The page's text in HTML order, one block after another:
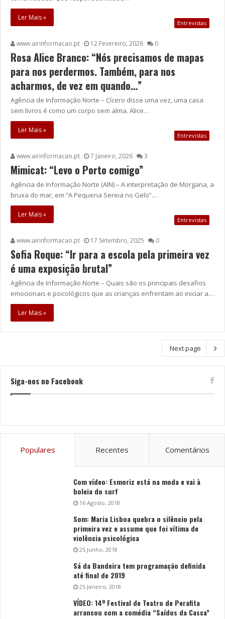
Ler Mais »
Entrevistas
www.airinformacao.pt 12 Fevereiro, 2026 0
Rosa Alice Branco: “Nós precisamos de mapas
para nos perdermos. Também, para nos
acharmos, de vez em quando…”
Agência de Informação Norte – Cícero disse uma vez, uma casa
sem livros é como um corpo sem alma. Alice…
Ler Mais »
Entrevistas
www.airinformacao.pt 7 Janeiro, 2026 3
Mimicat: “Levo o Porto comigo”
Agência de Informação Norte (AIN) – A interpretação de Morgana, a
bruxa do mar, em “A Pequena Sereia no Gelo”…
Ler Mais »
Entrevistas
www.airinformacao.pt 17 Setembro, 2025 0
Sofia Roque: “Ir para a escola pela primeira vez
é uma exposição brutal”
Agência de Informação Norte – Quais são os principais desafios
emocionais e psicológicos que as crianças enfrentam ao iniciar a…
Ler Mais »
Next page
Siga-nos no Facebook
Populares Recentes Comentários
Com vídeo: Esmoriz está na moda e vai à
boleia do surf
16 Agosto, 2018
Som: Maria Lisboa quebra o silêncio pela
primeira vez e assume que foi vítima de
violência psicológica
25 Junho, 2018
Sá da Bandeira tem programação definida
até final de 2019
25 Janeiro, 2018
VÍDEO: 14º Festival de Teatro de Perafita
arrancou com a comédia “Saídos da Casca”